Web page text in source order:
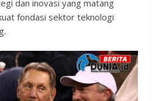
dan inovasi yang matang
fondasi sektor teknologi